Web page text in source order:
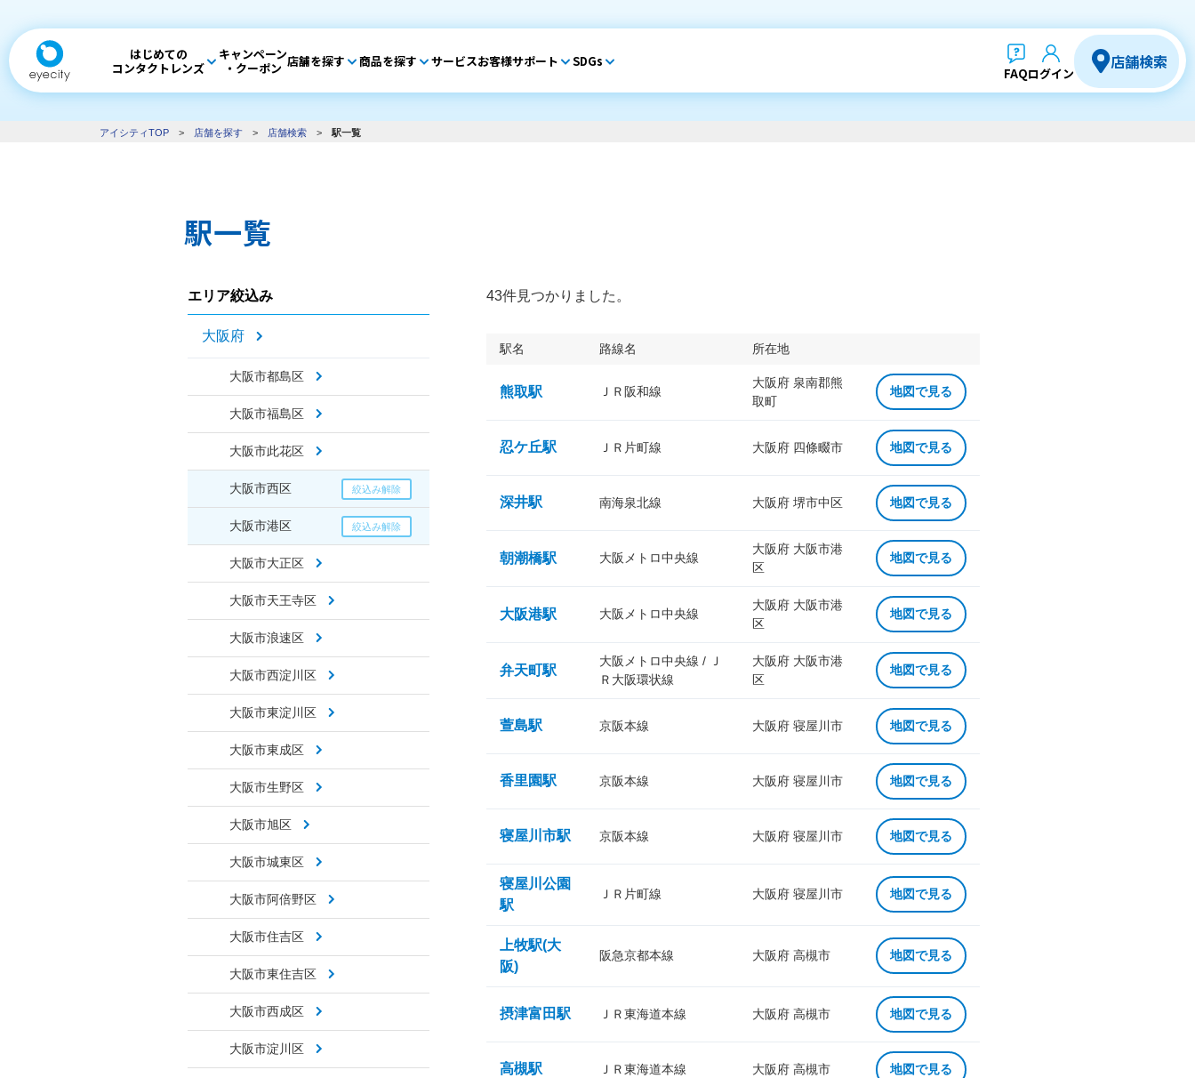
はじめての
コンタクトレンズ
キャンペーン
・クーポン 店舗を探す 商品を探す サービスお客様サポート SDGs
FAQログイン
店舗検索
アイシティTOP > 店舗を探す > 店舗検索 > 駅一覧
駅一覧
エリア絞込み
大阪府
大阪市都島区
大阪市福島区
大阪市此花区
大阪市西区
大阪市港区
大阪市大正区
大阪市天王寺区
大阪市浪速区
大阪市西淀川区
大阪市東淀川区
大阪市東成区
大阪市生野区
大阪市旭区
大阪市城東区
大阪市阿倍野区
大阪市住吉区
大阪市東住吉区
大阪市西成区
大阪市淀川区
43件見つかりました。
駅名 路線名 所在地
熊取駅 ＪＲ阪和線
大阪府 泉南郡熊
取町
地図で見る
忍ケ丘駅 ＪＲ片町線 大阪府 四條畷市 地図で見る
深井駅 南海泉北線 大阪府 堺市中区 地図で見る
朝潮橋駅 大阪メトロ中央線
大阪府 大阪市港
区
地図で見る
大阪港駅 大阪メトロ中央線
大阪府 大阪市港
区
地図で見る
弁天町駅
大阪メトロ中央線 / Ｊ
Ｒ大阪環状線
大阪府 大阪市港
区
地図で見る
萱島駅 京阪本線 大阪府 寝屋川市 地図で見る
香里園駅 京阪本線 大阪府 寝屋川市 地図で見る
寝屋川市駅 京阪本線 大阪府 寝屋川市 地図で見る
寝屋川公園
駅
ＪＲ片町線 大阪府 寝屋川市 地図で見る
上牧駅(大
阪)
阪急京都本線 大阪府 高槻市 地図で見る
摂津富田駅 ＪＲ東海道本線 大阪府 高槻市 地図で見る
高槻駅 ＪＲ東海道本線 大阪府 高槻市 地図で見る